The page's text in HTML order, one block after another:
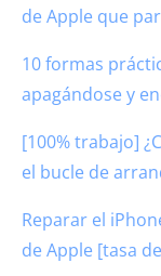
de Apple que
10 formas
apagándose y
[100% trabajo]
el bucle de
Reparar el
de Apple [tasa